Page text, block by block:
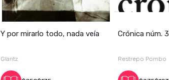
Y por mirarlo todo, nada veía
Glantz
Crónica núm. 3
Restrepo Pombo